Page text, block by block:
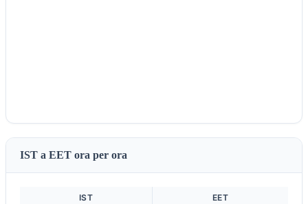
IST a EET ora per ora
IST EET